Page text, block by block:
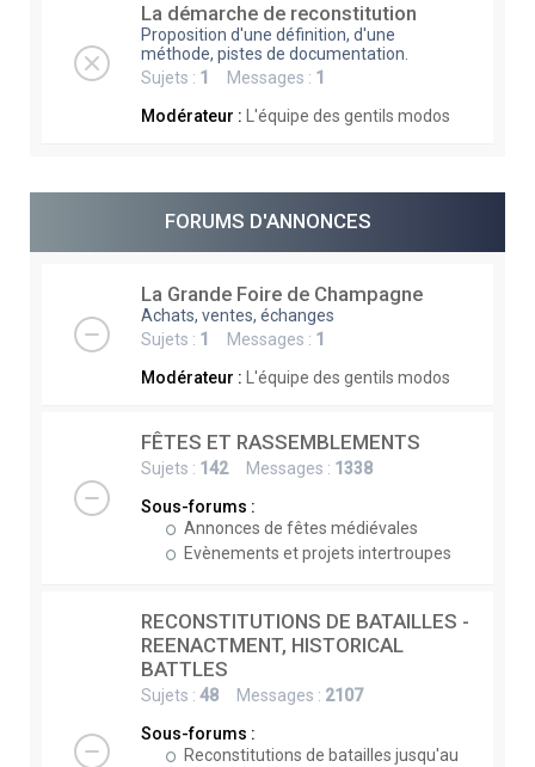
La démarche de reconstitution
Proposition d'une définition, d'une
méthode, pistes de documentation.
Sujets : 1 Messages : 1
Modérateur :
L'équipe des gentils modos
FORUMS D'ANNONCES
La Grande Foire de Champagne
Achats, ventes, échanges
Sujets : 1 Messages : 1
Modérateur :
L'équipe des gentils modos
FÊTES ET RASSEMBLEMENTS
Sujets : 142Messages : 1338
Sous-forums :
Annonces de fêtes médiévales
Evènements et projets intertroupes
RECONSTITUTIONS DE BATAILLES -
REENACTMENT, HISTORICAL
BATTLES
Sujets : 48 Messages : 2107
Sous-forums :
Reconstitutions de batailles jusqu'au